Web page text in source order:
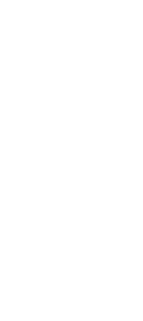
benutze die Schaltflächen um die